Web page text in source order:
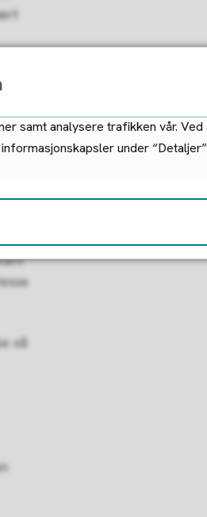
så
samt analysere trafikken vår.
under